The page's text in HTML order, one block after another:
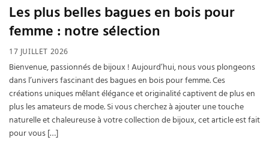
Les plus belles bagues en bois pour
femme : notre sélection
17 JUILLET 2026
Bienvenue, passionnés de bijoux ! Aujourd’hui, nous vous plongeons
dans l’univers fascinant des bagues en bois pour femme. Ces
créations uniques mêlant élégance et originalité captivent de plus en
plus les amateurs de mode. Si vous cherchez à ajouter une touche
naturelle et chaleureuse à votre collection de bijoux, cet article est fait
pour vous […]